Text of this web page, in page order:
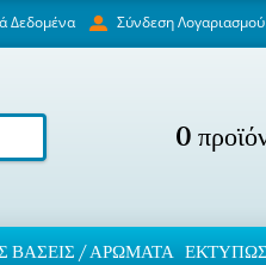
Δεδομένα Σύνδεση Λογαριασμού
0
ΒΆΣΕΙΣ / ΑΡΏΜΑΤΑ